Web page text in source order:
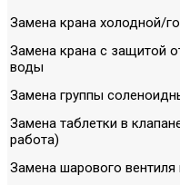
Замена крана холодной/
Замена крана с защитой
воды
Замена группы
Замена таблетки в
работа)
Замена шарового